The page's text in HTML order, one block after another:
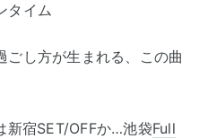
タイム
ごし方が生まれる、この曲
新宿SET/OFFか…池袋Full